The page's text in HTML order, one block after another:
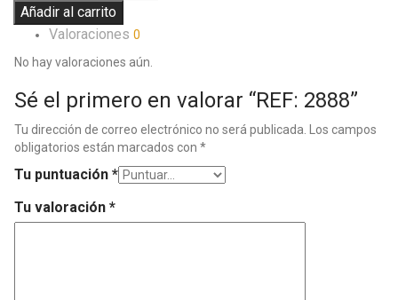
Añadir al carrito
Valoraciones 0
No hay valoraciones aún.
Sé el primero en valorar “REF: 2888”
Tu dirección de correo electrónico no será publicada. Los campos
obligatorios están marcados con *
Tu puntuación *
Tu valoración *